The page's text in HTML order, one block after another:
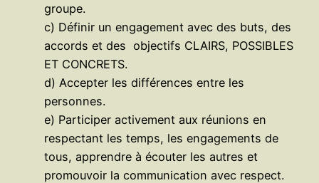
groupe.
c) Définir un engagement avec des buts, des
accords et des objectifs CLAIRS, POSSIBLES
ET CONCRETS.
d) Accepter les différences entre les
personnes.
e) Participer activement aux réunions en
respectant les temps, les engagements de
tous, apprendre à écouter les autres et
promouvoir la communication avec respect.